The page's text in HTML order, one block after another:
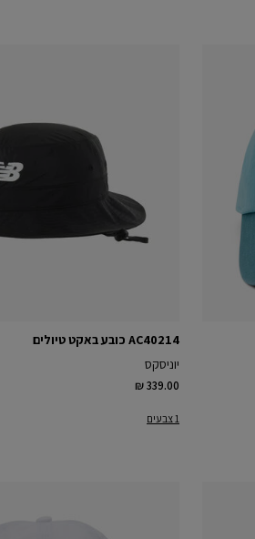
AC40214 כובע באקט טיולים
יוניסקס
₪ 339.00
1 צבעים